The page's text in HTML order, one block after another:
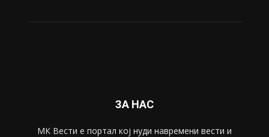
ЗА НАС
МК Вести е портал коj нуди навремени вести и